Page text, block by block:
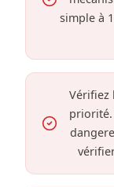
simple à
Vérifiez
priorité.